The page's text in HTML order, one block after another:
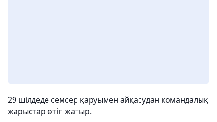
29 шілдеде семсер қаруымен айқасудан командалық
жарыстар өтіп жатыр.